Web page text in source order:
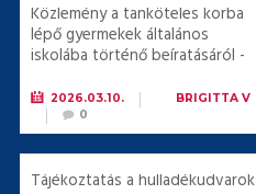
Közlemény a tanköteles korba
lépő gyermekek általános
iskolába történő beíratásáról -
2026.03.10.
BRIGITTA V
0
Tájékoztatás a hulladékudvarok